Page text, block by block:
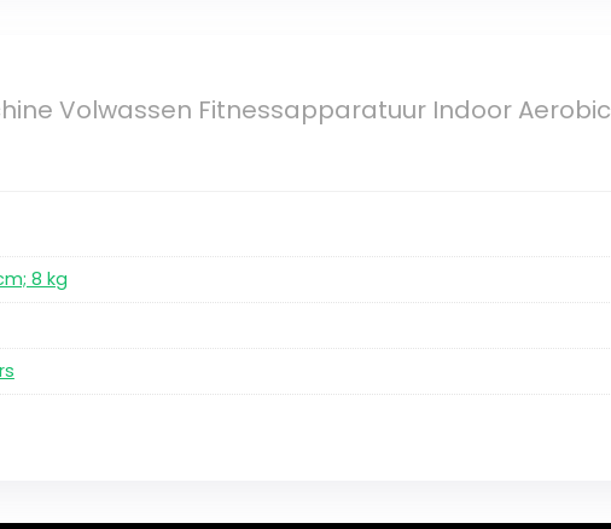
Volwassen Fitnessapparatuur Indoor Aerobic
8 kg